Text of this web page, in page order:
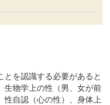
を認識する必要があると
生物学上の性（男、女が前
性自認（心の性）、身体上